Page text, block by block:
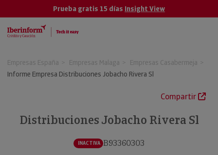
Prueba gratis 15 días Insight View
Empresas España Empresas Malaga
Empresas Casabermeja
Informe Empresa Distribuciones Jobacho Rivera Sl
Compartir
Distribuciones Jobacho Rivera Sl
INACTIVA B93360303